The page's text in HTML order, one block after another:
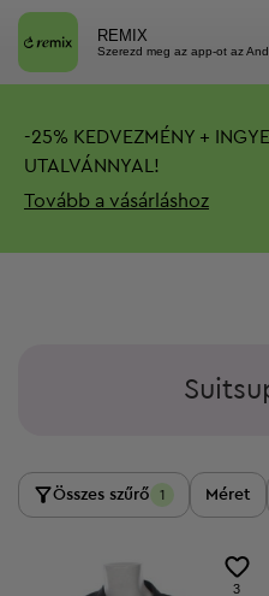
REMIX
Szerezd meg az app-ot az
-25% KEDVEZMÉNY +
UTALVÁNNYAL!
Tovább a vásárláshoz
Összes szűrő 1 Méret
3